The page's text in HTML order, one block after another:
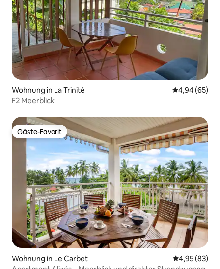
Wohnung in La Trinité
4,94 (65)
F2 Meerblick
Gäste-Favorit
Gäste-Favorit
Wohnung in Le Carbet
4,95 (83)